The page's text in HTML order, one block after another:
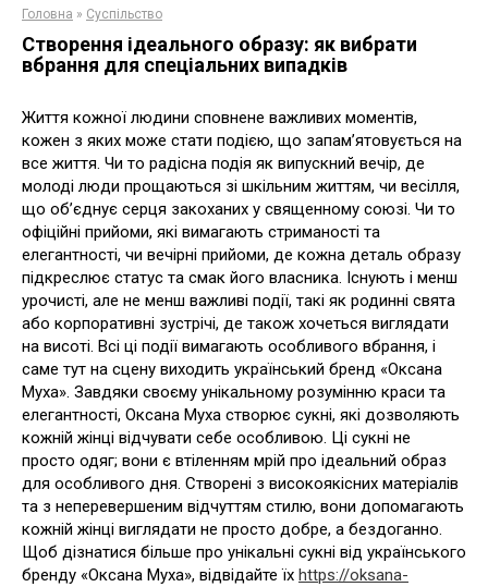
Головна » Суспільство
Створення ідеального образу: як вибрати
вбрання для спеціальних випадків
Життя кожної людини сповнене важливих моментів,
кожен з яких може стати подією, що запам’ятовується на
все життя. Чи то радісна подія як випускний вечір, де
молоді люди прощаються зі шкільним життям, чи весілля,
що об’єднує серця закоханих у священному союзі. Чи то
офіційні прийоми, які вимагають стриманості та
елегантності, чи вечірні прийоми, де кожна деталь образу
підкреслює статус та смак його власника. Існують і менш
урочисті, але не менш важливі події, такі як родинні свята
або корпоративні зустрічі, де також хочеться виглядати
на висоті. Всі ці події вимагають особливого вбрання, і
саме тут на сцену виходить український бренд «Оксана
Муха». Завдяки своєму унікальному розумінню краси та
елегантності, Оксана Муха створює сукні, які дозволяють
кожній жінці відчувати себе особливою. Ці сукні не
просто одяг; вони є втіленням мрій про ідеальний образ
для особливого дня. Створені з високоякісних матеріалів
та з неперевершеним відчуттям стилю, вони допомагають
кожній жінці виглядати не просто добре, а бездоганно.
Щоб дізнатися більше про унікальні сукні від українського
бренду «Оксана Муха», відвідайте їх https://oksana-